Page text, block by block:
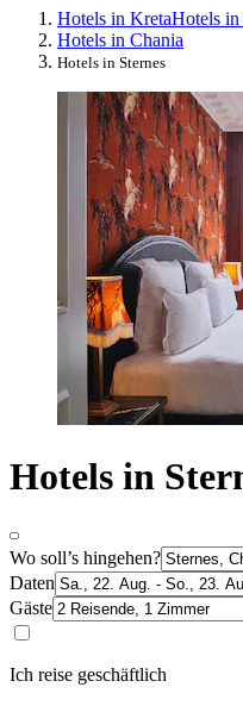
Hotels in KretaHotels in
Hotels in Chania
Hotels in Sternes
Hotels in
Wo soll’s hingehen?
Daten
Gäste
Ich reise geschäftlich